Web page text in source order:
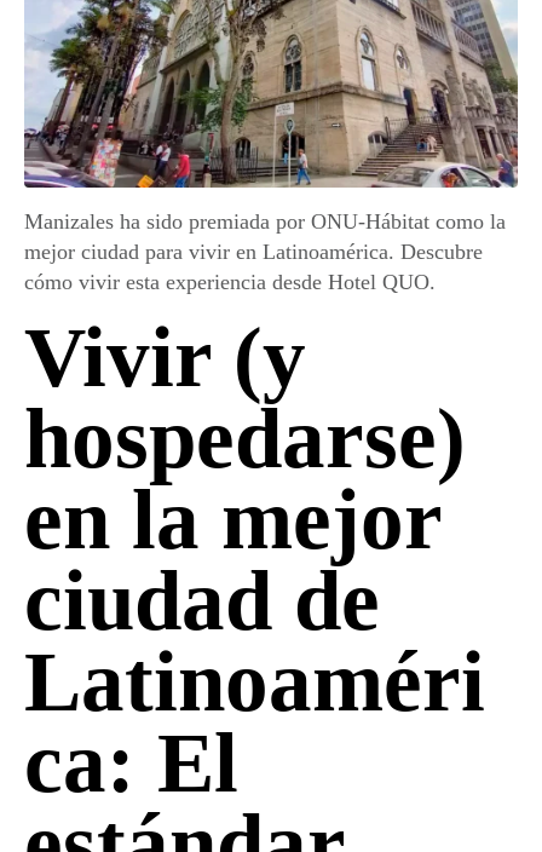
Manizales ha sido premiada por ONU-Hábitat como la
mejor ciudad para vivir en Latinoamérica. Descubre
cómo vivir esta experiencia desde Hotel QUO.
Vivir (y
hospedarse)
en la mejor
ciudad de
Latinoaméri
ca: El